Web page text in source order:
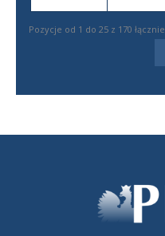
Pozycje od 1 do 25 z 170 łącznie